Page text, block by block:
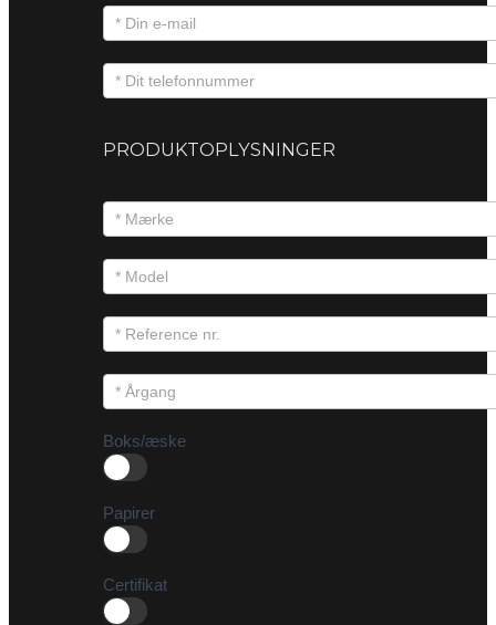
PRODUKTOPLYSNINGER
Boks/æske
Papirer
Certifikat